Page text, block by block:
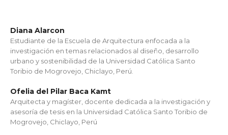
Diana Alarcon
Estudiante de la Escuela de Arquitectura enfocada a la
investigación en temas relacionados al diseño, desarrollo
urbano y sostenibilidad de la Universidad Católica Santo
Toribio de Mogrovejo, Chiclayo, Perú.
Ofelia del Pilar Baca Kamt
Arquitecta y magíster, docente dedicada a la investigación y
asesoría de tesis en la Universidad Católica Santo Toribio de
Mogrovejo, Chiclayo, Perú